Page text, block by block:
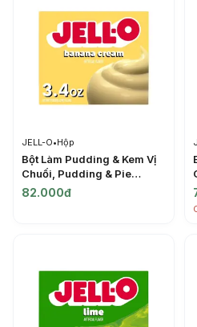
JELL-O•Hộp
Bột Làm Pudding & Kem Vị
Chuối, Pudding & Pie
Filling, Banana Cream, 3.4
82.000đ